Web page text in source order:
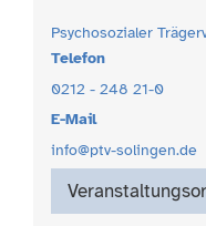
Psychosozialer
Telefon
0212 - 248 21-0
E-Mail
info@ptv-solingen.de